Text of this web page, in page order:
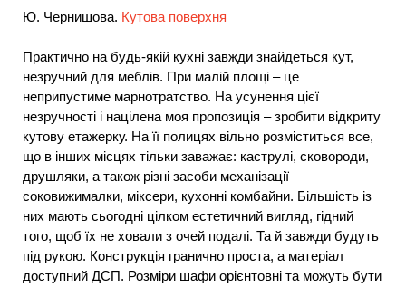
Ю. Чернишова. Кутова поверхня
Практично на будь-якій кухні завжди знайдеться кут,
незручний для меблів. При малій площі – це
неприпустиме марнотратство. На усунення цієї
незручності і націлена моя пропозиція – зробити відкриту
кутову етажерку. На її полицях вільно розміститься все,
що в інших місцях тільки заважає: каструлі, сковороди,
друшляки, а також різні засоби механізації –
соковижималки, міксери, кухонні комбайни. Більшість із
них мають сьогодні цілком естетичний вигляд, гідний
того, щоб їх не ховали з очей подалі. Та й завжди будуть
під рукою. Конструкція гранично проста, а матеріал
доступний ДСП. Розміри шафи орієнтовні та можуть бути